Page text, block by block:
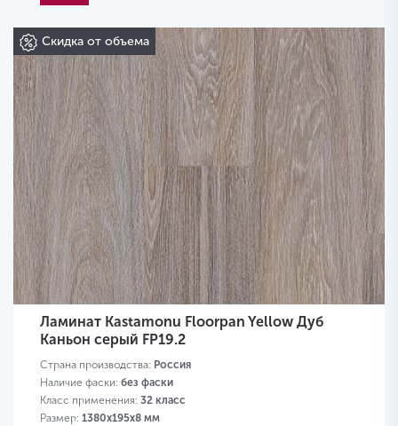
Скидка от объема
Ламинат Kastamonu Floorpan Yellow Дуб
Каньон серый FP19.2
Страна производства: Россия
Наличие фаски: без фаски
Класс применения: 32 класс
Размер: 1380х195х8 мм